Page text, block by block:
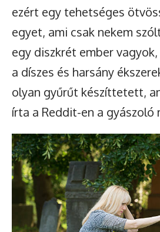
ezért egy tehetséges
egyet, ami csak nekem
egy diszkrét ember
a díszes és harsány
olyan gyűrűt készíttetett,
írta a Reddit-en a gyászoló